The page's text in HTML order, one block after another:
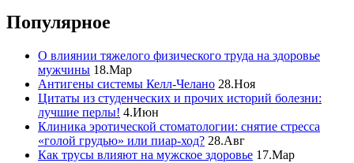
Популярное
О влиянии тяжелого физического труда на здоровье
мужчины 18.Мар
Антигены системы Келл-Челано 28.Ноя
Цитаты из студенческих и прочих историй болезни:
лучшие перлы! 4.Июн
Клиника эротической стоматологии: снятие стресса
«голой грудью» или пиар-ход? 28.Авг
Как трусы влияют на мужское здоровье 17.Мар